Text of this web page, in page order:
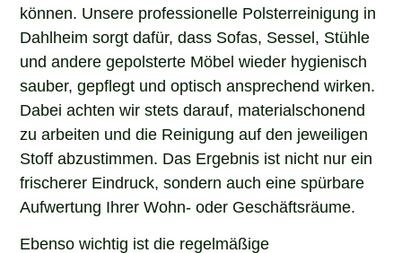
können. Unsere professionelle Polsterreinigung in
Dahlheim sorgt dafür, dass Sofas, Sessel, Stühle
und andere gepolsterte Möbel wieder hygienisch
sauber, gepflegt und optisch ansprechend wirken.
Dabei achten wir stets darauf, materialschonend
zu arbeiten und die Reinigung auf den jeweiligen
Stoff abzustimmen. Das Ergebnis ist nicht nur ein
frischerer Eindruck, sondern auch eine spürbare
Aufwertung Ihrer Wohn- oder Geschäftsräume.
Ebenso wichtig ist die regelmäßige